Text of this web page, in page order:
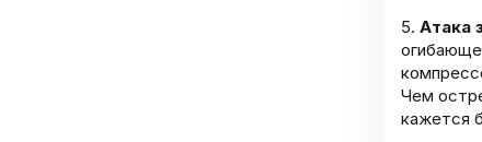
5. Атака
Чем
кажется